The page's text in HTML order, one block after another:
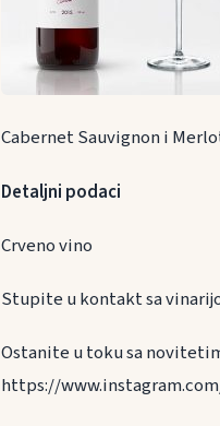
Cabernet Sauvignon i
Detaljni podaci
Crveno vino
Stupite u kontakt sa
Ostanite u toku sa
https://